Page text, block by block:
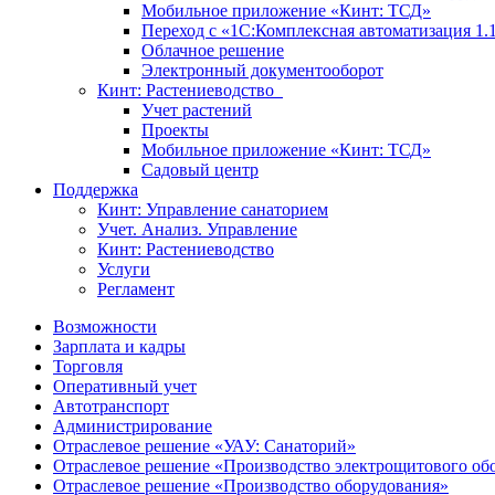
Мобильное приложение «Кинт: ТСД»
Переход с «1С:Комплексная автоматизация
Облачное решение
Электронный документооборот
Кинт: Растениеводство
Учет растений
Проекты
Мобильное приложение «Кинт: ТСД»
Садовый центр
Поддержка
Кинт: Управление санаторием
Учет. Анализ. Управление
Кинт: Растениеводство
Услуги
Регламент
Возможности
Зарплата и кадры
Торговля
Оперативный учет
Автотранспорт
Администрирование
Отраслевое решение «УАУ: Санаторий»
Отраслевое решение «Производство электрощитового
Отраслевое решение «Производство оборудования»